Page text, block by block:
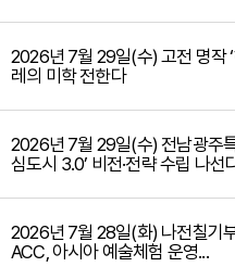
2026년 7월 29일(수) 고전 명작 ‘
레의 미학 전한다
2026년 7월 29일(수) 전남광주
심도시 3.0’ 비전·전략 수립 나선
2026년 7월 28일(화) 나전칠기
ACC, 아시아 예술체험 운영...